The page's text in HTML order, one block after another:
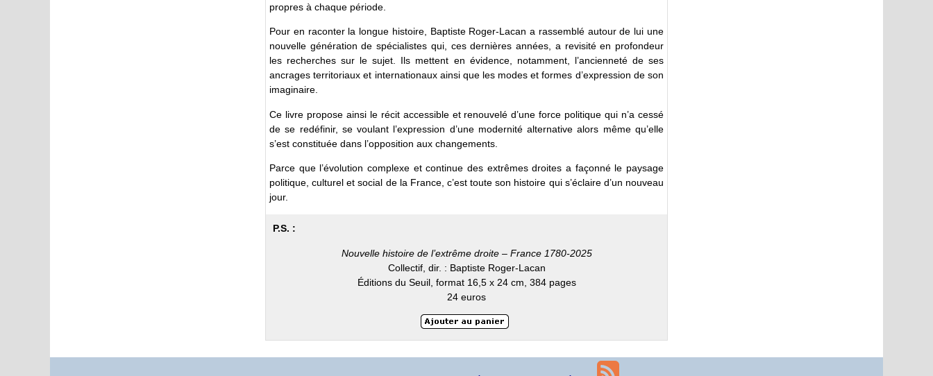
propres à chaque période.
Pour en raconter la longue histoire, Baptiste Roger-Lacan a rassemblé autour de lui une
nouvelle génération de spécialistes qui, ces dernières années, a revisité en profondeur
les recherches sur le sujet. Ils mettent en évidence, notamment, l’ancienneté de ses
ancrages territoriaux et internationaux ainsi que les modes et formes d’expression de son
imaginaire.
Ce livre propose ainsi le récit accessible et renouvelé d’une force politique qui n’a cessé
de se redéfinir, se voulant l’expression d’une modernité alternative alors même qu’elle
s’est constituée dans l’opposition aux changements.
Parce que l’évolution complexe et continue des extrêmes droites a façonné le paysage
politique, culturel et social de la France, c’est toute son histoire qui s’éclaire d’un nouveau
jour.
P.S. :
Nouvelle histoire de l’extrême droite – France 1780-2025
Collectif, dir. : Baptiste Roger-Lacan
Éditions du Seuil, format 16,5 x 24 cm, 384 pages
24 euros